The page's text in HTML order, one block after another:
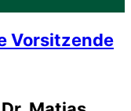
Vorsitzende